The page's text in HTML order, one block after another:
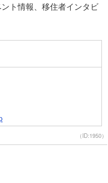
ト情報、移住者インタビ
（ID:1950）